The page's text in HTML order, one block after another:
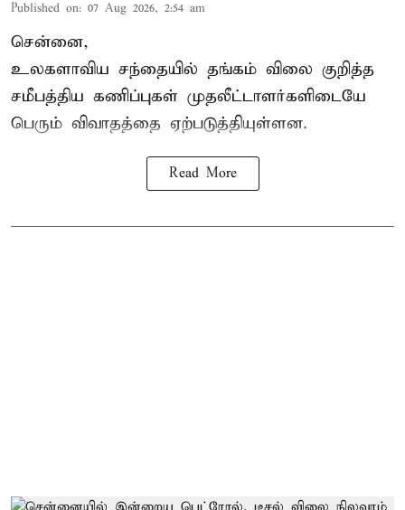
Published on: 07 Aug 2026, 2:54 am
சென்னை,
உலகளாவிய சந்தையில் தங்கம் விலை குறித்த
சமீபத்திய கணிப்புகள் முதலீட்டாளர்களிடையே
பெரும் விவாதத்தை ஏற்படுத்தியுள்ளன.
Read More